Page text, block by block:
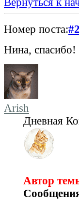
Номер поста:
Нина, спасибо!
Arish
Дневная
Автор